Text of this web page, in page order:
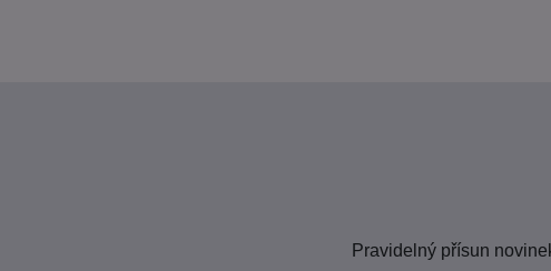
Pravidelný přísun